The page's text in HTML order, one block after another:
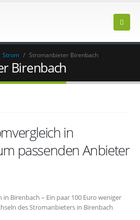
Strom / Stromanbieter Birenbach
Birenbach
in
passenden Anbieter
Birenbach – Ein paar 100 Euro weniger
des Stromanbieters in Birenbach